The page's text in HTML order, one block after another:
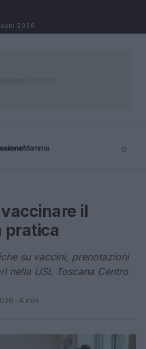
2026
⌕
il
pratica
su vaccini, prenotazioni
nella USL Toscana Centro
· 4 min